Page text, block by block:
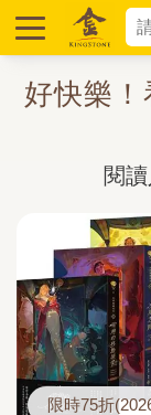
好快樂
閱
限時75折